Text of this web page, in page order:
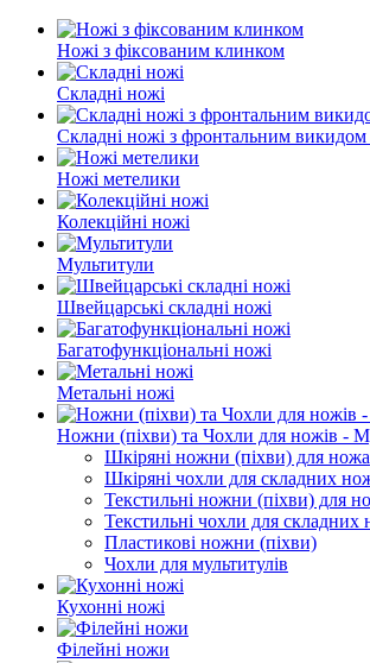
Ножі з фіксованим клинком
Складні ножі
Складні ножі з фронтальним
Ножі метелики
Колекційні ножі
Мультитули
Швейцарські складні ножі
Багатофункціональні ножі
Метальні ножі
Ножни (піхви) та Чохли для ножів -
Шкіряні ножни (піхви) для ножа
Шкіряні чохли для складних
Текстильні ножни (піхви) для
Текстильні чохли для складних
Пластикові ножни (піхви)
Чохли для мультитулів
Кухонні ножі
Філейні ножи